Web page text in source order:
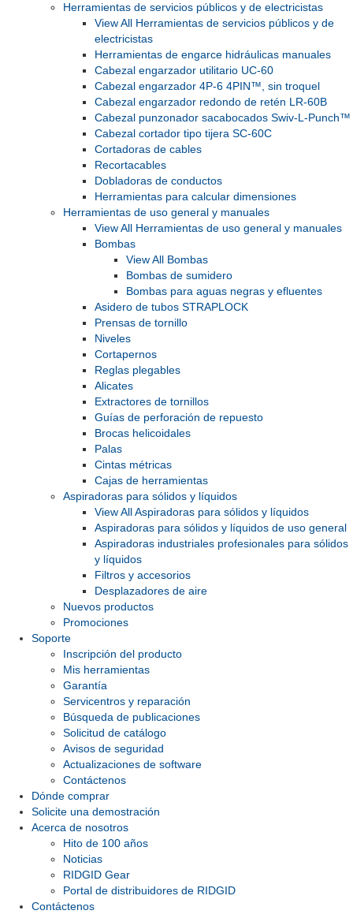
Herramientas de servicios públicos y de electricistas
View All Herramientas de servicios públicos y de
electricistas
Herramientas de engarce hidráulicas manuales
Cabezal engarzador utilitario UC-60
Cabezal engarzador 4P-6 4PIN™, sin troquel
Cabezal engarzador redondo de retén LR-60B
Cabezal punzonador sacabocados Swiv-L-Punch™
Cabezal cortador tipo tijera SC-60C
Cortadoras de cables
Recortacables
Dobladoras de conductos
Herramientas para calcular dimensiones
Herramientas de uso general y manuales
View All Herramientas de uso general y manuales
Bombas
View All Bombas
Bombas de sumidero
Bombas para aguas negras y efluentes
Asidero de tubos STRAPLOCK
Prensas de tornillo
Niveles
Cortapernos
Reglas plegables
Alicates
Extractores de tornillos
Guías de perforación de repuesto
Brocas helicoidales
Palas
Cintas métricas
Cajas de herramientas
Aspiradoras para sólidos y líquidos
View All Aspiradoras para sólidos y líquidos
Aspiradoras para sólidos y líquidos de uso general
Aspiradoras industriales profesionales para sólidos
y líquidos
Filtros y accesorios
Desplazadores de aire
Nuevos productos
Promociones
Soporte
Inscripción del producto
Mis herramientas
Garantía
Servicentros y reparación
Búsqueda de publicaciones
Solicitud de catálogo
Avisos de seguridad
Actualizaciones de software
Contáctenos
Dónde comprar
Solicite una demostración
Acerca de nosotros
Hito de 100 años
Noticias
RIDGID Gear
Portal de distribuidores de RIDGID
Contáctenos